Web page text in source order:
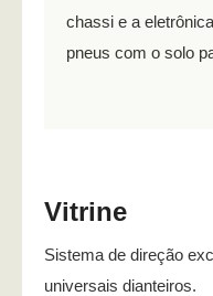
chassi e a
pneus com o solo
Vitrine
Sistema de direção
universais dianteiros.